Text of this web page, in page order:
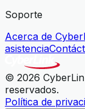
Soporte
Acerca de
asistencia
© 2026
reservados.
Política de